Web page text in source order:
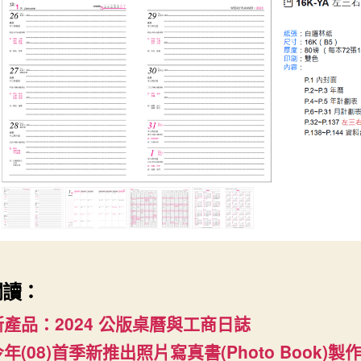
：
品：2024 公版桌曆與工商日誌
(08)首季新推出照片寫真書(Photo Book)製作